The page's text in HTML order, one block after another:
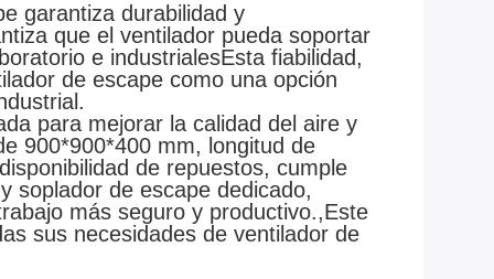
garantiza durabilidad y
que el ventilador pueda soportar
e industrialesEsta fiabilidad,
de escape como una opción
para mejorar la calidad del aire y
900*900*400 mm, longitud de
de repuestos, cumple
soplador de escape dedicado,
más seguro y productivo.,Este
sus necesidades de ventilador de